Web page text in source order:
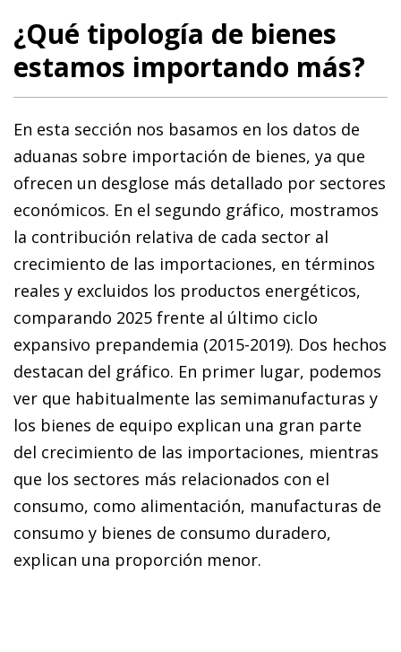
¿Qué tipología de bienes
estamos importando más?
En esta sección nos basamos en los datos de
aduanas sobre importación de bienes, ya que
ofrecen un desglose más detallado por sectores
económicos. En el segundo gráfico, mostramos
la contribución relativa de cada sector al
crecimiento de las importaciones, en términos
reales y excluidos los productos energéticos,
comparando 2025 frente al último ciclo
expansivo prepandemia (2015-2019). Dos hechos
destacan del gráfico. En primer lugar, podemos
ver que habitualmente las semimanufacturas y
los bienes de equipo explican una gran parte
del crecimiento de las importaciones, mientras
que los sectores más relacionados con el
consumo, como alimentación, manufacturas de
consumo y bienes de consumo duradero,
explican una proporción menor.